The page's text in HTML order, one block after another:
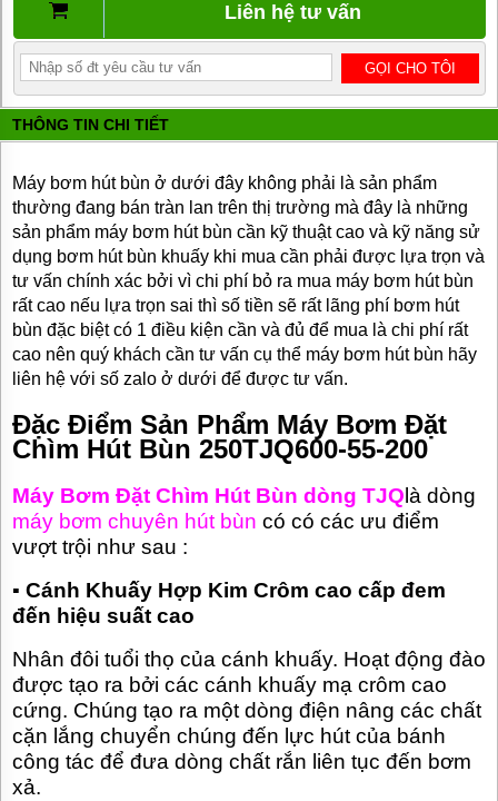
PHUY
BƠM KHÍ
HÓA
LỎNG,
BƠM KHÍ
AMONIAC
CƠ
ĐIỆN
VAN
VÒI
PHỤ
KIỆN
MÁY
BƠM
TƯ
VẤN
HÀNG
GIỚI
SẢN
PHẨM
MỚI
ĐỘNG
CƠ
ĐIỆN
NHẬT
CHẤT
LƯỢNG
CAO
LIÊN
HỆ
Liên hệ tư vấn
THÔNG TIN CHI TIẾT
Máy bơm hút bùn ở dưới đây không phải là sản phẩm
thường đang bán tràn lan trên thị trường mà đây là những
sản phẩm máy bơm hút bùn cần kỹ thuật cao và kỹ năng sử
dụng bơm hút bùn khuấy khi mua cần phải được lựa trọn và
tư vấn chính xác bởi vì chi phí bỏ ra mua máy bơm hút bùn
rất cao nếu lựa trọn sai thì số tiền sẽ rất lãng phí bơm hút
bùn đặc biệt có 1 điều kiện cần và đủ để mua là chi phí rất
cao nên quý khách cần tư vấn cụ thể máy bơm hút bùn hãy
liên hệ với số zalo ở dưới để được tư vấn.
Đặc Điểm Sản Phẩm Máy Bơm Đặt
Chìm Hút Bùn 250TJQ600-55-200
Máy Bơm Đặt Chìm Hút Bùn dòng TJQ là dòng
máy bơm chuyên hút bùn có có các ưu điểm
vượt trội như sau :
▪ Cánh Khuấy Hợp Kim Crôm cao cấp đem
đến hiệu suất cao
Nhân đôi tuổi thọ của cánh khuấy. Hoạt động đào
được tạo ra bởi các cánh khuấy mạ crôm cao
cứng. Chúng tạo ra một dòng điện nâng các chất
cặn lắng chuyển chúng đến lực hút của bánh
công tác để đưa dòng chất rắn liên tục đến bơm
xả.